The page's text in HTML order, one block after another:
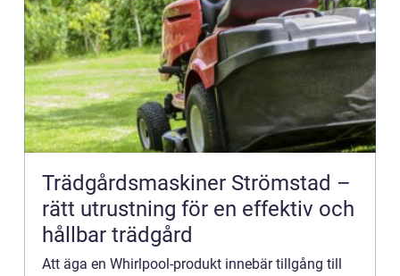
Trädgårdsmaskiner Strömstad –
rätt utrustning för en effektiv och
hållbar trädgård
Att äga en Whirlpool-produkt innebär tillgång till